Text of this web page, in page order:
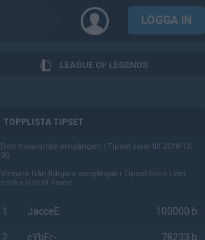
LOGGA IN
LEAGUE OF LEGENDS
TOPPLISTA TIPSET
Den nuvarande omgången i Tipset varar till 2018-12-
30.
Vinnare från tidigare omgångar i Tipset finns i det
anrika Hall of Fame.
1 JacceE 100000 b
2 cYbEr- 78233 b